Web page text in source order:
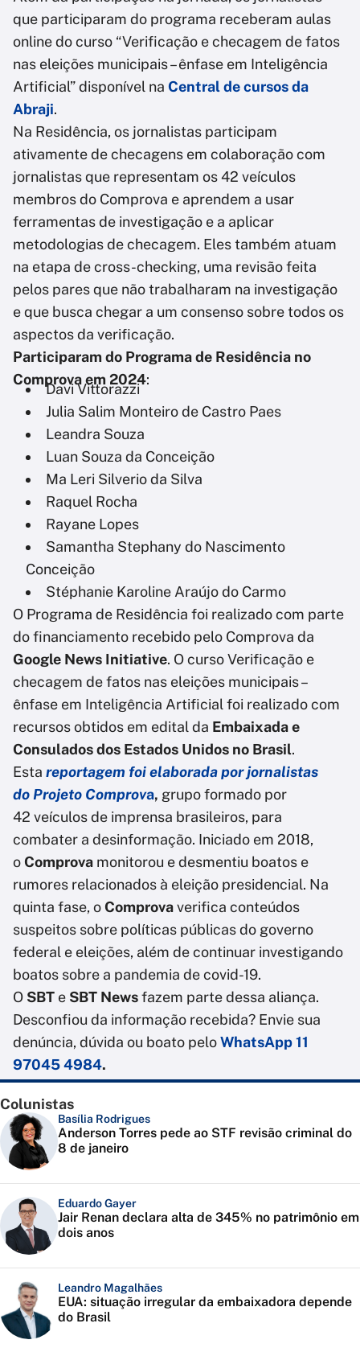
que participaram do programa receberam aulas
online do curso “Verificação e checagem de fatos
nas eleições municipais – ênfase em Inteligência
Artificial” disponível na Central de cursos da
Abraji.
Na Residência, os jornalistas participam
ativamente de checagens em colaboração com
jornalistas que representam os 42 veículos
membros do Comprova e aprendem a usar
ferramentas de investigação e a aplicar
metodologias de checagem. Eles também atuam
na etapa de cross-checking, uma revisão feita
pelos pares que não trabalharam na investigação
e que busca chegar a um consenso sobre todos os
aspectos da verificação.
Participaram do Programa de Residência no
Comprova em 2024:
Davi Vittorazzi
Julia Salim Monteiro de Castro Paes
Leandra Souza
Luan Souza da Conceição
Ma Leri Silverio da Silva
Raquel Rocha
Rayane Lopes
Samantha Stephany do Nascimento
Conceição
Stéphanie Karoline Araújo do Carmo
O Programa de Residência foi realizado com parte
do financiamento recebido pelo Comprova da
Google News Initiative. O curso Verificação e
checagem de fatos nas eleições municipais –
ênfase em Inteligência Artificial foi realizado com
recursos obtidos em edital da Embaixada e
Consulados dos Estados Unidos no Brasil.
Esta reportagem foi elaborada por jornalistas
do Projeto Comprova, grupo formado por
42 veículos de imprensa brasileiros, para
combater a desinformação. Iniciado em 2018,
oComprova monitorou e desmentiu boatos e
rumores relacionados à eleição presidencial. Na
quinta fase, oComprovaverifica conteúdos
suspeitos sobre políticas públicas do governo
federal e eleições, além de continuar investigando
boatos sobre a pandemia de covid-19.
O SBT e SBT Newsfazem parte dessa aliança.
Desconfiou da informação recebida? Envie sua
denúncia, dúvida ou boato peloWhatsApp 11
97045 4984.
Colunistas
Basília Rodrigues
Anderson Torres pede ao STF revisão criminal do
8 de janeiro
Eduardo Gayer
Jair Renan declara alta de 345% no patrimônio em
dois anos
Leandro Magalhães
EUA: situação irregular da embaixadora depende
do Brasil